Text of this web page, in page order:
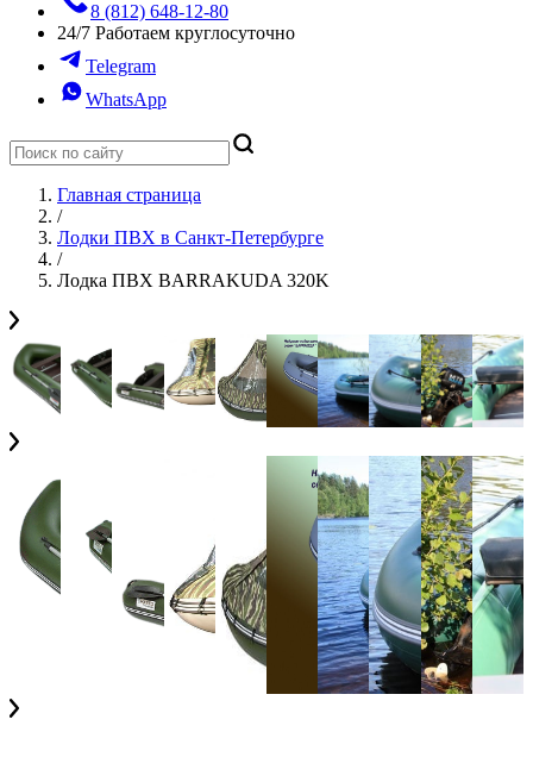
8 (812) 648-12-80
24/7 Работаем круглосуточно
Telegram
WhatsApp
Главная страница
/
Лодки ПВХ в Санкт-Петербурге
/
Лодка ПВХ BARRAKUDA 320K